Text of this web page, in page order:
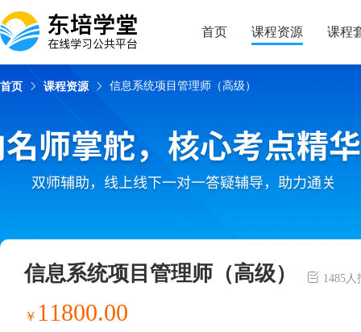
首页 课程资源 课程
首页 课程资源 信息系统项目管理师（高级）
信息系统项目管理师（高级） 1485人
￥ 11800.00
课程简介 课程目录